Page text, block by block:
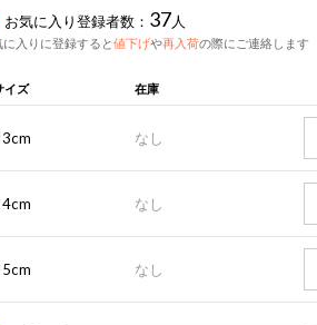
お気に入り登録者数： 37人
に入りに登録すると値下げや再入荷の際にご連絡します
イズ 在庫
なし
なし
なし